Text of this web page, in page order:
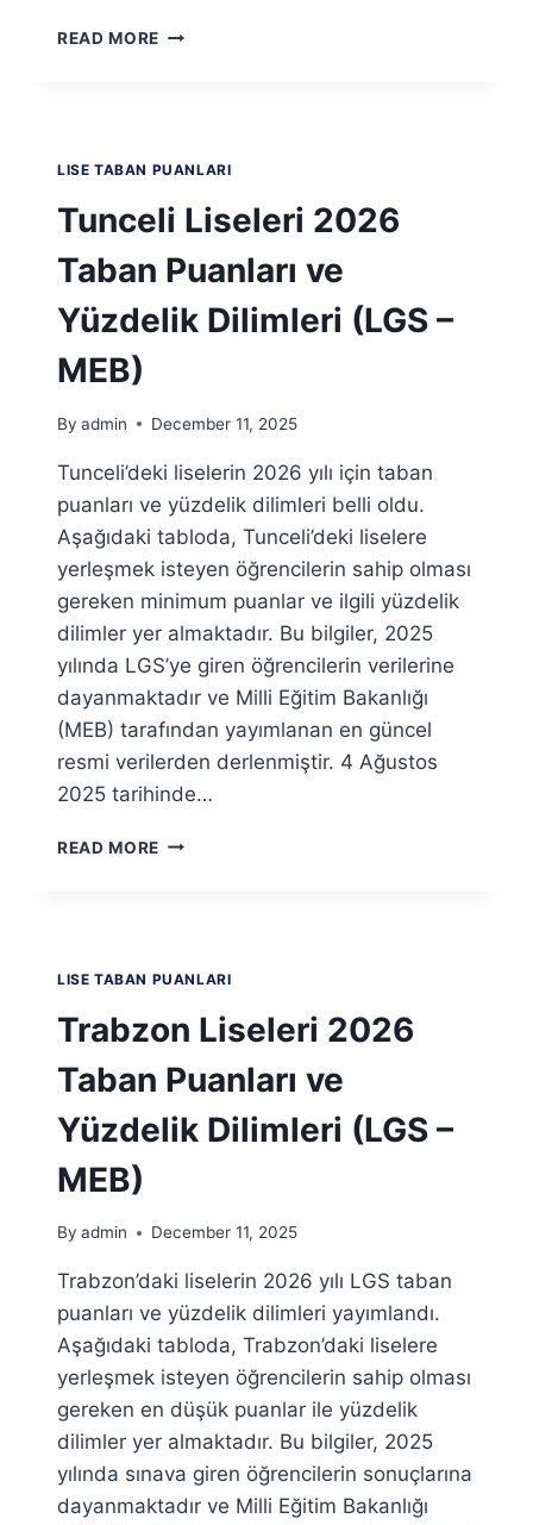
READ MORE UŞAK
DILIMLERI
(LGS
–
MEB)
LISE TABAN PUANLARI
Tunceli Liseleri 2026
Taban Puanları ve
Yüzdelik Dilimleri (LGS –
MEB)
By admin December 11, 2025
Tunceli’deki liselerin 2026 yılı için taban
puanları ve yüzdelik dilimleri belli oldu.
Aşağıdaki tabloda, Tunceli’deki liselere
yerleşmek isteyen öğrencilerin sahip olması
gereken minimum puanlar ve ilgili yüzdelik
dilimler yer almaktadır. Bu bilgiler, 2025
yılında LGS’ye giren öğrencilerin verilerine
dayanmaktadır ve Milli Eğitim Bakanlığı
(MEB) tarafından yayımlanan en güncel
resmi verilerden derlenmiştir. 4 Ağustos
2025 tarihinde…
READ MORE TUNCELI
DILIMLERI
(LGS
–
MEB)
LISE TABAN PUANLARI
Trabzon Liseleri 2026
Taban Puanları ve
Yüzdelik Dilimleri (LGS –
MEB)
By admin December 11, 2025
Trabzon’daki liselerin 2026 yılı LGS taban
puanları ve yüzdelik dilimleri yayımlandı.
Aşağıdaki tabloda, Trabzon’daki liselere
yerleşmek isteyen öğrencilerin sahip olması
gereken en düşük puanlar ile yüzdelik
dilimler yer almaktadır. Bu bilgiler, 2025
yılında sınava giren öğrencilerin sonuçlarına
dayanmaktadır ve Milli Eğitim Bakanlığı